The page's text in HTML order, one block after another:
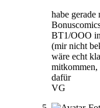
habe
BT1/OOO
(mir nicht
wäre echt
dafür
VG